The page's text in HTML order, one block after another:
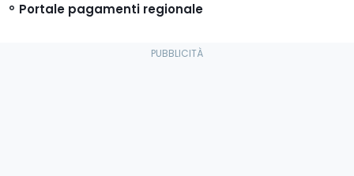
Portale pagamenti regionale